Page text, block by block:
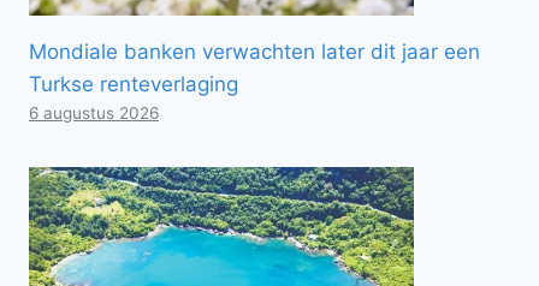
Mondiale banken verwachten later dit jaar een
Turkse renteverlaging
6 augustus 2026